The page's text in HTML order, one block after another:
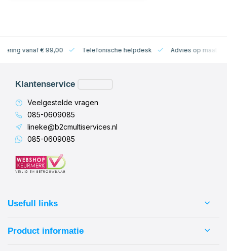
vanaf € 99,00 Telefonische helpdesk Advies op maat
Klantenservice
Veelgestelde vragen
085-0609085
lineke@b2cmultiservices.nl
085-0609085
Usefull links
Product informatie